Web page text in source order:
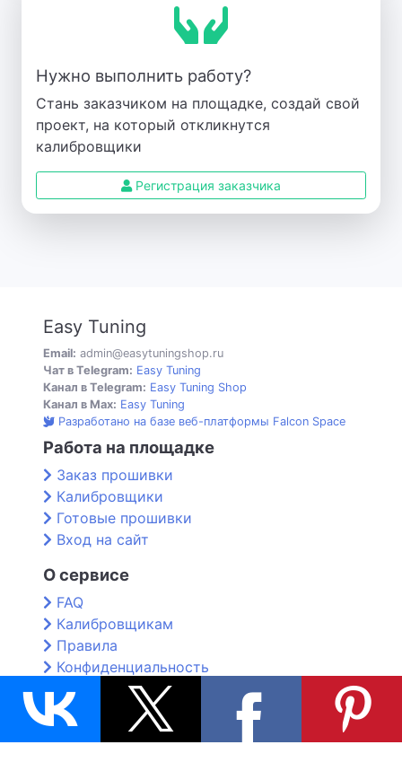
Нужно выполнить работу?
Стань заказчиком на площадке, создай свой
проект, на который откликнутся
калибровщики
Регистрация заказчика
Easy Tuning
Email: admin@easytuningshop.ru
Чат в Telegram: Easy Tuning
Канал в Telegram: Easy Tuning Shop
Канал в Max: Easy Tuning
Разработано на базе веб-платформы Falcon Space
Работа на площадке
Заказ прошивки
Калибровщики
Готовые прошивки
Вход на сайт
О сервисе
FAQ
Калибровщикам
Правила
Конфиденциальность
Контакты